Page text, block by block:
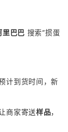
巴巴 搜索“掼蛋
计到货时间，新
商家寄送样品，